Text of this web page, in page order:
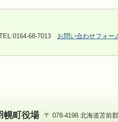
68-7013 お問い合わせフォー
幌町役場
〒 078-4198 北海道苫前